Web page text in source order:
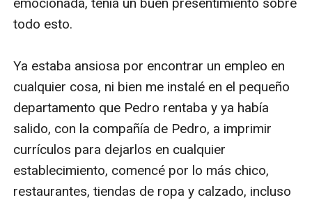
todo esto.
Ya estaba ansiosa por encontrar un empleo en
cualquier cosa, ni bien me instalé en el pequeño
departamento que Pedro rentaba y ya había
salido, con la compañía de Pedro, a imprimir
currículos para dejarlos en cualquier
establecimiento, comencé por lo más chico,
restaurantes, tiendas de ropa y calzado, incluso